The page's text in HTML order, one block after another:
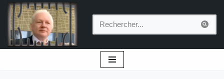
Aller
au
contenu